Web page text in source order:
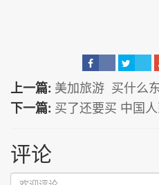
上一篇: 美加旅游 买什么
下一篇: 买了还要买 中国
评论